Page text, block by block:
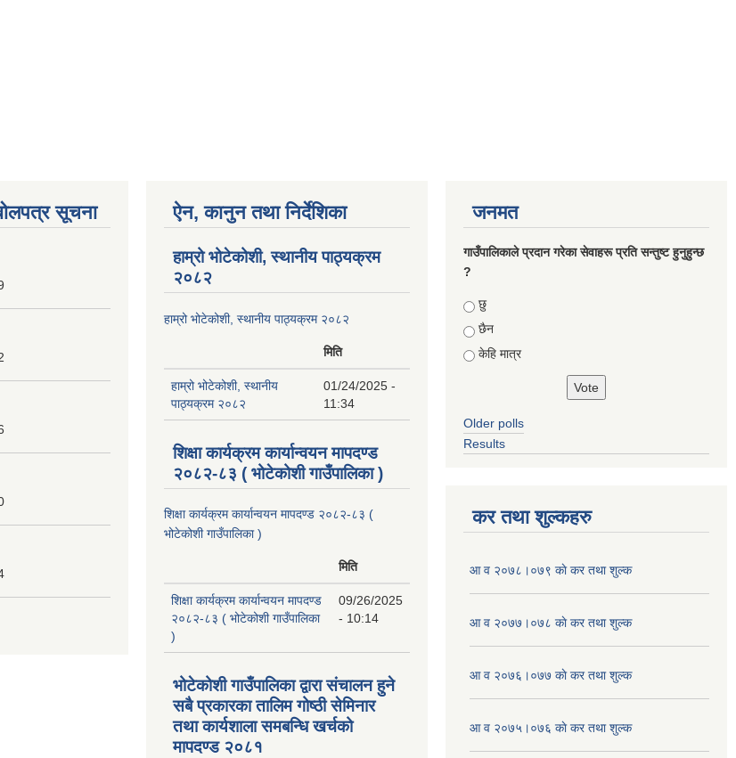
सूचना ऐन, कानुन तथा निर्देशिका
हाम्रो भोटेकोशी, स्थानीय पाठ्यक्रम
२०८२
हाम्रो भोटेकोशी, स्थानीय पाठ्यक्रम २०८२
मिति
हाम्रो भोटेकोशी, स्थानीय
पाठ्यक्रम २०८२
01/24/2025 -
11:34
शिक्षा कार्यक्रम कार्यान्वयन मापदण्ड
२०८२-८३ ( भोटेकोशी गाउँपालिका )
शिक्षा कार्यक्रम कार्यान्वयन मापदण्ड २०८२-८३ (
भोटेकोशी गाउँपालिका )
मिति
शिक्षा कार्यक्रम कार्यान्वयन मापदण्ड
२०८२-८३ ( भोटेकोशी गाउँपालिका
)
09/26/2025
- 10:14
भोटेकोशी गाउँपालिका द्वारा संचालन हुने
सबै प्रकारका तालिम गोष्ठी सेमिनार
तथा कार्यशाला समबन्धि खर्चको
मापदण्ड २०८१
जनमत
गाउँपालिकाले प्रदान गरेका सेवाहरू प्रति सन्तुष्ट हुनुहुन्छ
?
Choices
छु
छैन
केहि मात्र
Older polls
Results
कर तथा शुल्कहरु
आ व २०७८।०७९ काे कर तथा शुल्क
आ व २०७७।०७८ काे कर तथा शुल्क
आ व २०७६।०७७ काे कर तथा शुल्क
आ व २०७५।०७६ काे कर तथा शुल्क